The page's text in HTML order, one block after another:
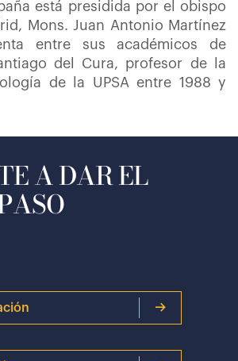
está presidida por el obispo
Mons. Juan Antonio Martínez
entre sus académicos de
del Cura, profesor de la
de la UPSA entre 1988 y
A DAR EL